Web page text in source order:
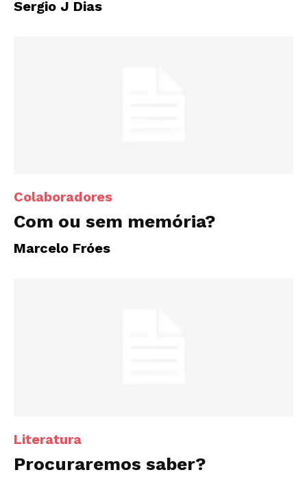
Sergio J Dias
Colaboradores
Com ou sem memória?
Marcelo Fróes
Literatura
Procuraremos saber?